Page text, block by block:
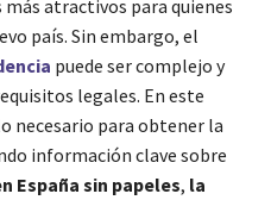
más atractivos para quienes
país. Sin embargo, el
puede ser complejo y
legales. En este
necesario para obtener la
información clave sobre
España sin papeles, la